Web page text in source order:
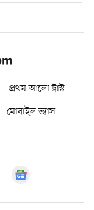
প্রথম আলো ট্রাস্ট
মোবাইল ভ্যাস